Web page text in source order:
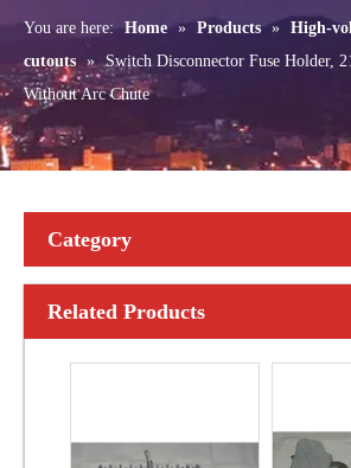
You are here: Home » Products » High-
cutouts » Switch Disconnector Fuse Holder,
Without Arc Chute
Category
Related Products